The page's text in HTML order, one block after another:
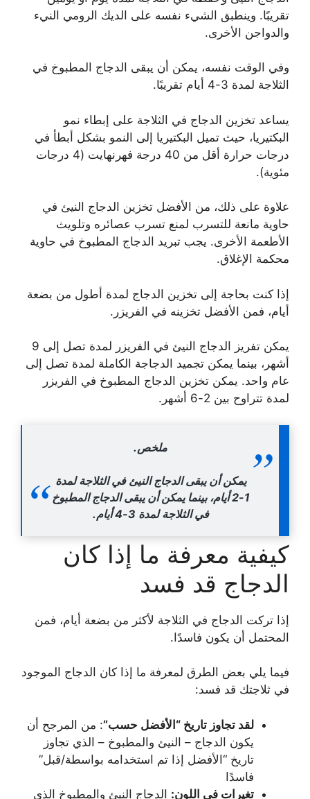
تقريبًا. وينطبق الشيء نفسه على الديك الرومي النيء
والدواجن الأخرى.
وفي الوقت نفسه، يمكن أن يبقى الدجاج المطبوخ في
الثلاجة لمدة 3-4 أيام تقريبًا.
يساعد تخزين الدجاج في الثلاجة على إبطاء نمو
البكتيريا، حيث تميل البكتيريا إلى النمو بشكل أبطأ في
درجات حرارة أقل من 40 درجة فهرنهايت (4 درجات
مئوية).
علاوة على ذلك، من الأفضل تخزين الدجاج النيئ في
حاوية مانعة للتسرب لمنع تسرب عصائره وتلويث
الأطعمة الأخرى. يجب تبريد الدجاج المطبوخ في حاوية
محكمة الإغلاق.
إذا كنت بحاجة إلى تخزين الدجاج لمدة أطول من بضعة
أيام، فمن الأفضل تخزينه في الفريزر.
يمكن تفريز الدجاج النيئ في الفريزر لمدة تصل إلى 9
أشهر، بينما يمكن تجميد الدجاجة الكاملة لمدة تصل إلى
عام واحد. يمكن تخزين الدجاج المطبوخ في الفريزر
لمدة تتراوح بين 2-6 أشهر.
ملخص.
يمكن أن يبقى الدجاج النيئ في الثلاجة لمدة
1-2 أيام، بينما يمكن أن يبقى الدجاج المطبوخ
في الثلاجة لمدة 3-4 أيام.
كيفية معرفة ما إذا كان
الدجاج قد فسد
إذا تركت الدجاج في الثلاجة لأكثر من بضعة أيام، فمن
المحتمل أن يكون فاسدًا.
فيما يلي بعض الطرق لمعرفة ما إذا كان الدجاج الموجود
في ثلاجتك قد فسد:
لقد تجاوز تاريخ “الأفضل حسب”: من المرجح أن
يكون الدجاج – النيئ والمطبوخ – الذي تجاوز
تاريخ “الأفضل إذا تم استخدامه بواسطة/قبل”
فاسدًا
تغيرات في اللون: الدجاج النيئ والمطبوخ الذي